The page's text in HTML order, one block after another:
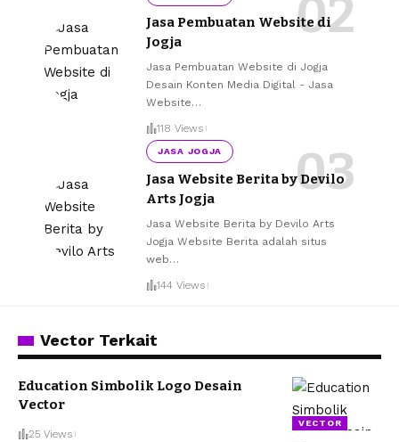
Jasa Pembuatan Website di
Jogja
Jasa Pembuatan Website di Jogja
Desain Konten Media Digital - Jasa
Website…
118 Views
JASA JOGJA
Jasa Website Berita by Devilo
Arts Jogja
Jasa Website Berita by Devilo Arts
Jogja Website Berita adalah situs
web…
144 Views
Vector Terkait
VECTOR
Education Simbolik Logo Desain
Vector
25 Views